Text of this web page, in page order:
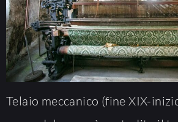
Telaio meccanico (fine XIX-